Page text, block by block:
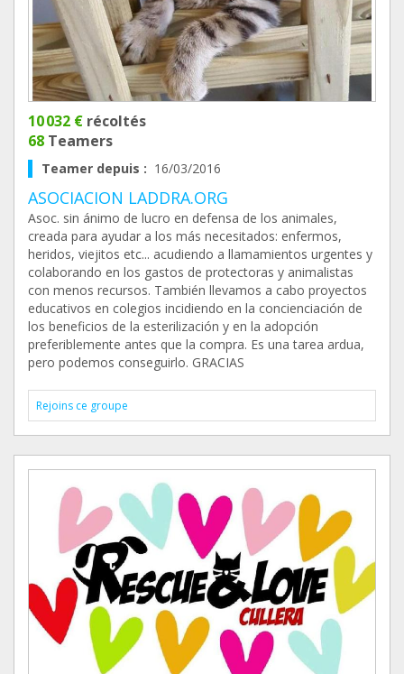
10 032 € récoltés
68 Teamers
Teamer depuis : 16/03/2016
ASOCIACION LADDRA.ORG
Asoc. sin ánimo de lucro en defensa de los animales,
creada para ayudar a los más necesitados: enfermos,
heridos, viejitos etc... acudiendo a llamamientos urgentes y
colaborando en los gastos de protectoras y animalistas
con menos recursos. También llevamos a cabo proyectos
educativos en colegios incidiendo en la concienciación de
los beneficios de la esterilización y en la adopción
preferiblemente antes que la compra. Es una tarea ardua,
pero podemos conseguirlo. GRACIAS
Rejoins ce groupe